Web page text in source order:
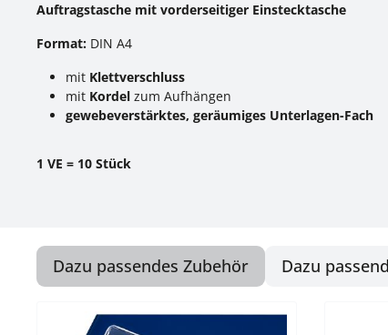
Auftragstasche mit vorderseitiger Einstecktasche
Format: DIN A4
mit Klettverschluss
mit Kordel zum Aufhängen
gewebeverstärktes, geräumiges Unterlagen-Fach
1 VE = 10 Stück
Dazu passendes Zubehör Dazu
Produktgalerie überspringen